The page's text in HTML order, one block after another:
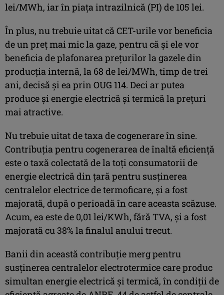
lei/MWh, iar în piaţa intrazilnică (PI) de 105 lei.
În plus, nu trebuie uitat că CET-urile vor beneficia
de un preţ mai mic la gaze, pentru că şi ele vor
beneficia de plafonarea preţurilor la gazele din
producţia internă, la 68 de lei/MWh, timp de trei
ani, decisă şi ea prin OUG 114. Deci ar putea
produce şi energie electrică şi termică la preţuri
mai atractive.
Nu trebuie uitat de taxa de cogenerare în sine.
Contribuţia pentru cogenerarea de înaltă eficienţă
este o taxă colectată de la toţi consumatorii de
energie electrică din ţară pentru susţinerea
centralelor electrice de termoficare, şi a fost
majorată, după o perioadă în care aceasta scăzuse.
Acum, ea este de 0,01 lei/KWh, fără TVA, şi a fost
majorată cu 38% la finalul anului trecut.
Banii din această contribuţie merg pentru
susţinerea centralelor electrotermice care produc
simultan energie electrică şi termică, în condiţii de